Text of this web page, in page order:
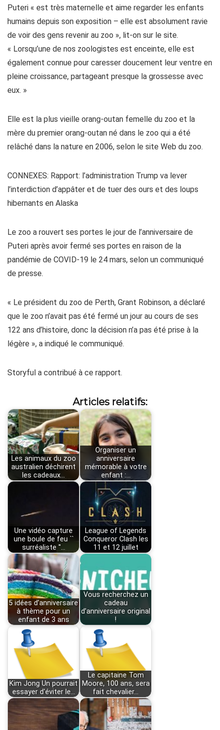
Puteri « est très maternelle et aime regarder les enfants
humains depuis son exposition – elle est absolument ravie
de voir des gens revenir au zoo », lit-on sur le site.
« Lorsqu’une de nos zoologistes est enceinte, elle est
également connue pour caresser doucement leur ventre en
pleine croissance, partageant presque la grossesse avec
eux. »
Elle est la plus vieille orang-outan femelle du zoo et la
mère du premier orang-outan né dans le zoo qui a été
relâché dans la nature en 2006, selon le site Web du zoo.
CONNEXES: Rapport: l’administration Trump va lever
l’interdiction d’appâter et de tuer des ours et des loups
hibernants en Alaska
Le zoo a rouvert ses portes le jour de l’anniversaire de
Puteri après avoir fermé ses portes en raison de la
pandémie de COVID-19 le 24 mars, selon un communiqué
de presse.
« Le président du zoo de Perth, Grant Robinson, a déclaré
que le zoo n’avait pas été fermé un jour au cours de ses
122 ans d’histoire, donc la décision n’a pas été prise à la
légère », a indiqué le communiqué.
Storyful a contribué à ce rapport.
Articles relatifs:
Les animaux du zoo
australien déchirent
les cadeaux…
Organiser un
anniversaire
mémorable à votre
enfant :…
Une vidéo capture
une boule de feu ``
surréaliste ''…
League of Legends
Conqueror Clash les
11 et 12 juillet
5 idées d’anniversaire
à thème pour un
enfant de 3 ans
Vous recherchez un
cadeau
d’anniversaire original
!
Kim Jong Un pourrait
essayer d'éviter le…
Le capitaine Tom
Moore, 100 ans, sera
fait chevalier…